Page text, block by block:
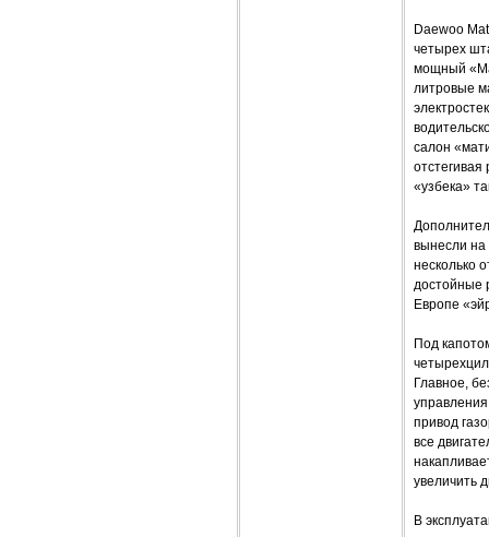
Daewoo
четырех
мощный
литровые
салон
«узбека»
вынесли на
несколько
достойные
Европе
Под
Главное,
привод
все
увеличить
В